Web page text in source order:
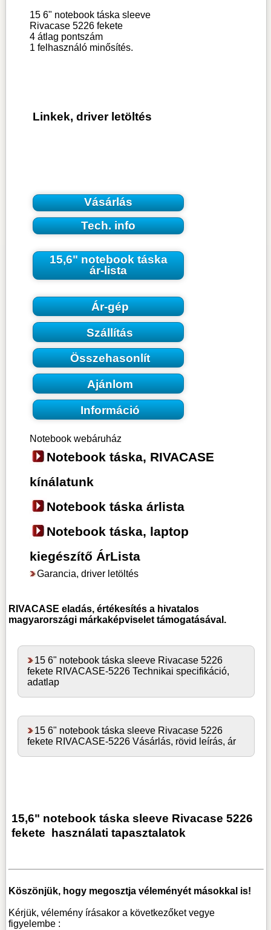
15 6" notebook táska sleeve
Rivacase 5226 fekete
4átlag pontszám
1 felhasználó minősítés.
Linkek, driver letöltés
Vásárlás
Tech. info
15,6" notebook táska
ár-lista
Ár-gép
Szállítás
Összehasonlít
Ajánlom
Információ
Notebook webáruház
Notebook táska, RIVACASE
kínálatunk
Notebook táska árlista
Notebook táska, laptop
kiegészítő ÁrLista
Garancia, driver letöltés
RIVACASE eladás, értékesítés a hivatalos
magyarországi márkaképviselet támogatásával.
15 6" notebook táska sleeve Rivacase 5226
fekete RIVACASE-5226 Technikai specifikáció,
adatlap
15 6" notebook táska sleeve Rivacase 5226
fekete RIVACASE-5226 Vásárlás, rövid leírás, ár
15,6" notebook táska sleeve Rivacase 5226
fekete használati tapasztalatok
Köszönjük, hogy megosztja véleményét másokkal is!
Kérjük, vélemény írásakor a következőket vegye
figyelembe :